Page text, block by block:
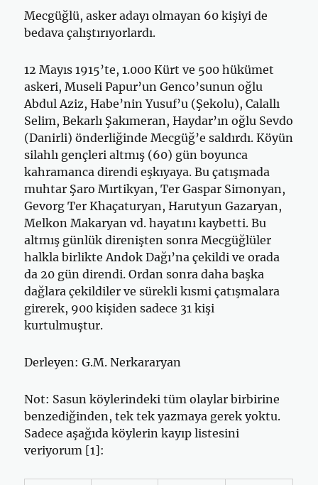
Mecgüğlü, asker adayı olmayan 60 kişiyi de
bedava çalıştırıyorlardı.
12 Mayıs 1915’te, 1.000 Kürt ve 500 hükümet
askeri, Museli Papur’un Genco’sunun oğlu
Abdul Aziz, Habe’nin Yusuf’u (Şekolu), Calallı
Se­lim, Bekarlı Şakımeran, Haydar’ın oğlu Sevdo
(Danirli) önderliğin­de Mecgüğ’e saldırdı. Köyün
silahlı gençleri altmış (60) gün boyunca
kahramanca direndi eşkıyaya. Bu çatışmada
muhtar Şaro Mırtikyan, Ter Gaspar Simonyan,
Gevorg Ter Khaçaturyan, Harutyun Gazaryan,
Melkon Makaryan vd. hayatını kaybetti. Bu
altmış günlük direnişten sonra Mecgüğlüler
halkla birlikte Andok Dağı’na çekildi ve orada
da 20 gün direndi. Ordan sonra daha başka
dağlara çekildiler ve sürekli kısmi çatış­malara
girerek, 900 kişiden sadece 31 kişi
kurtulmuştur.
Derleyen: G.M. Nerkararyan
Not: Sasun köylerindeki tüm olaylar birbirine
benzediğinden, tek tek yazmaya gerek yoktu.
Sadece aşağıda köylerin kayıp listesini
veriyorum [1]: